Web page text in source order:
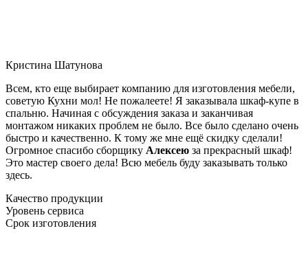
Кристина Шатунова
Всем, кто еще выбирает компанию для изготовления мебели,
советую Кухни мол! Не пожалеете! Я заказывала шкаф-купе в
спальню. Начиная с обсуждения заказа и заканчивая
монтажом никаких проблем не было. Все было сделано очень
быстро и качественно. К тому же мне ещё скидку сделали!
Огромное спасибо сборщику Алексею за прекрасный шкаф!
Это мастер своего дела! Всю мебель буду заказывать только
здесь.
Качество продукции
Уровень сервиса
Срок изготовления